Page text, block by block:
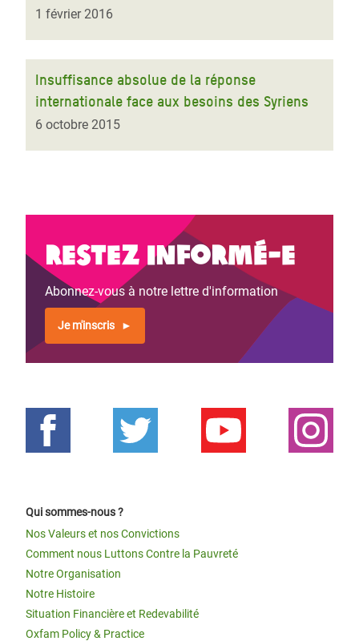
1 février 2016
Insuffisance absolue de la réponse
internationale face aux besoins des Syriens
6 octobre 2015
Restez informé-e
Abonnez-vous à notre lettre d'information
Je m'inscris
Qui sommes-nous ?
Nos Valeurs et nos Convictions
Comment nous Luttons Contre la Pauvreté
Notre Organisation
Notre Histoire
Situation Financière et Redevabilité
Oxfam Policy & Practice